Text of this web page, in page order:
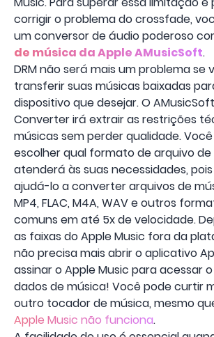
corrigir o problema do crossfade,
um conversor de áudio poderoso
de música da Apple AMusicSoft.
DRM não será mais um problema se
transferir suas músicas baixadas
dispositivo que desejar. O
Converter irá extrair as restrições
músicas sem perder qualidade.
escolher qual formato de arquivo
atenderá às suas necessidades,
ajudá-lo a converter arquivos de
MP4, FLAC, M4A, WAV e outros
comuns em até 5x de velocidade.
as faixas do Apple Music fora da
não precisa mais abrir o aplicativo
assinar o Apple Music para acessar
dados de música! Você pode curtir
outro tocador de música, mesmo
Apple Music não funciona.